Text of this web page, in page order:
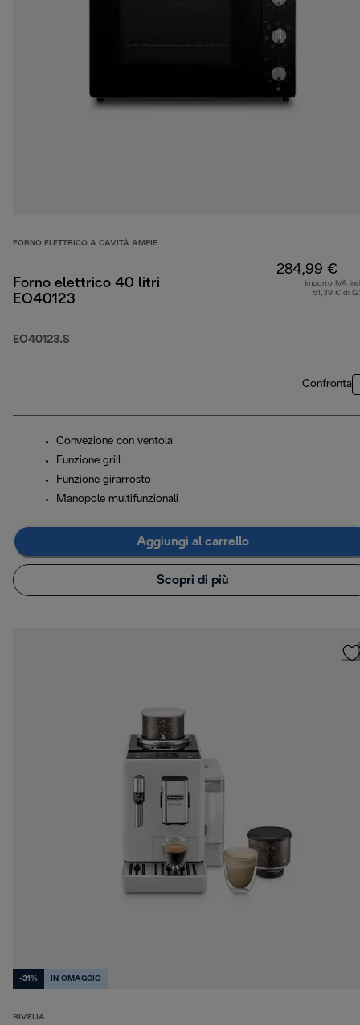
FORNO ELETTRICO A CAVITÀ AMPIE
Forno elettrico 40 litri
EO40123
EO40123.S
284,99 €
Importo IVA
51,39 € di
Confronta
Convezione con ventola
Funzione grill
Funzione girarrosto
Manopole multifunzionali
Aggiungi al carrello
Scopri di più
-31% IN OMAGGIO
RIVELIA